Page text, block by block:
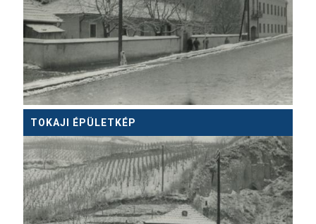
TOKAJI ÉPÜLETKÉP